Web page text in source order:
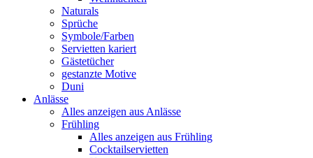
Naturals
Sprüche
Symbole/Farben
Servietten kariert
Gästetücher
gestanzte Motive
Duni
Anlässe
Alles anzeigen aus Anlässe
Frühling
Alles anzeigen aus Frühling
Cocktailservietten